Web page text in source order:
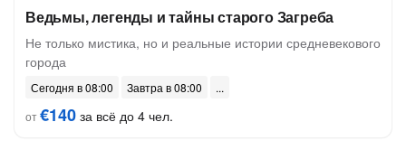
Ведьмы, легенды и тайны старого Загреба
Не только мистика, но и реальные истории средневекового
города
Сегодня в 08:00
Завтра в 08:00
от€140 за всё до 4 чел.